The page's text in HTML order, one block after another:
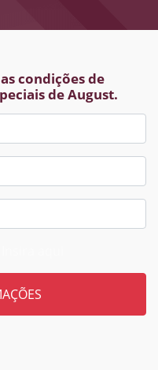
condições de
de August.